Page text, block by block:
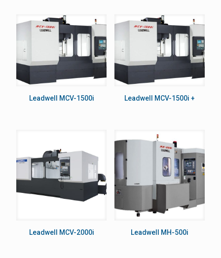
Leadwell MCV-1500i Leadwell MCV-1500i +
Leadwell MCV-2000i Leadwell MH-500i